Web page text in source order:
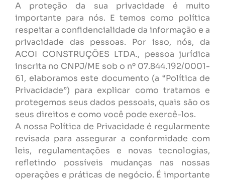
A proteção da sua privacidade é muito
importante para nós. E temos como política
respeitar a confidencialidade da informação e a
privacidade das pessoas. Por isso, nós, da
ACOI CONSTRUÇÕES LTDA., pessoa jurídica
inscrita no CNPJ/ME sob o nº 07.844.192/0001-
61, elaboramos este documento (a “Política de
Privacidade”) para explicar como tratamos e
protegemos seus dados pessoais, quais são os
seus direitos e como você pode exercê-los.
A nossa Política de Privacidade é regularmente
revisada para assegurar a conformidade com
leis, regulamentações e novas tecnologias,
refletindo possíveis mudanças nas nossas
operações e práticas de negócio. É importante